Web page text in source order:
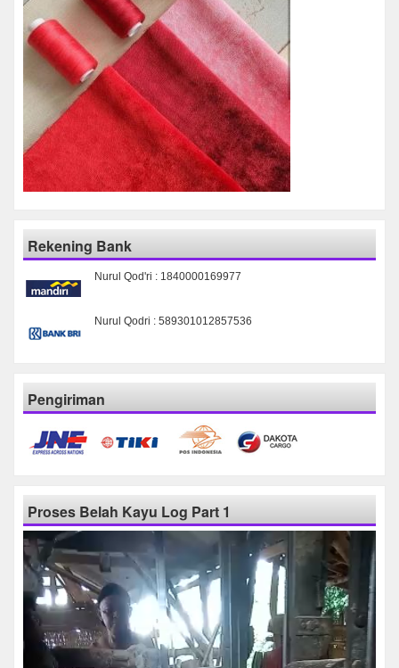
Rekening Bank
Nurul Qod'ri : 1840000169977
Nurul Qodri : 589301012857536
Pengiriman
Proses Belah Kayu Log Part 1
Pemutar
Video